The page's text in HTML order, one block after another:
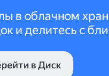
в облачном
и делитесь с
в Диск